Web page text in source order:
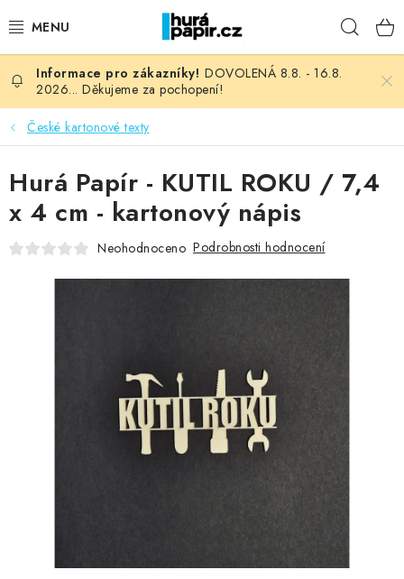
na
NOVINKY
HURÁ DÍLNA
VŠECHNO ZBOŽÍ
KNIHAŘSKÝ MATERIÁL
MOJE OBJEDNÁVKA
Oblíbené ♥️
Obchodní podmínky
Ověřování recenzí
DOVOLENÁ 8.8. - 16.8.
2026... Děkujeme za pochopení!
České kartonové texty
Hurá Papír - KUTIL ROKU / 7,4
x 4 cm - kartonový nápis
Neohodnoceno Podrobnosti hodnocení